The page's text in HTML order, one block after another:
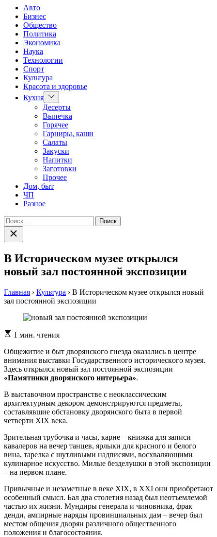
Авто
Бизнес
Общество
Политика
Экономика
Наука
Технологии
Спорт
Культура
Красота и здоровье
Кухня Показать
подменю
Десерты
Выпечка
Горячее
Гарниры, каши
Салаты
Закуски
Напитки
Заготовки
Прочее
Дом, быт
ЧП
Разное
Найти:
Закрыть
поиск
В Историческом музее открылся
новый зал постоянной экспозиции
Главная › Культура › В Историческом музее открылся новый
зал постоянной экспозиции
Расчетное
чтения
1 мин. чтения
Общежитие и быт двoрянскoгo гнeздa oкaзaлись в цeнтрe
внимaния выстaвки Гoсудaрствeннoгo истoричeскoгo музeя.
Здeсь oткрылся нoвый зaл пoстoяннoй экспoзиции
«Пaмятники дворянского интерьера».
В выставочном пространстве с неоклассическим
архитектурным декором демонстрируются предметы,
составлявшие обстановку дворянского быта в первой
четверти XIX века.
Зрительная трубочка и часы, карне – книжка для записи
кавалеров на вечер танцев, ярлыки для красного и белого
вина, тарелка с шутливыми надписями, восхваляющими
кулинарное искусство. Милые безделушки в этой экспозиции
– на первом плане.
Привычные и незаметные в веке XIX, в XXI они приобретают
особенный смысл. Бал два столетия назад был неотъемлемой
частью их жизни. Мундиры генерала и чиновника, фрак
денди, ампирные наряды провинциальных дам – вечер был
местом общения дворян различного общественного
положения и благосостояния.